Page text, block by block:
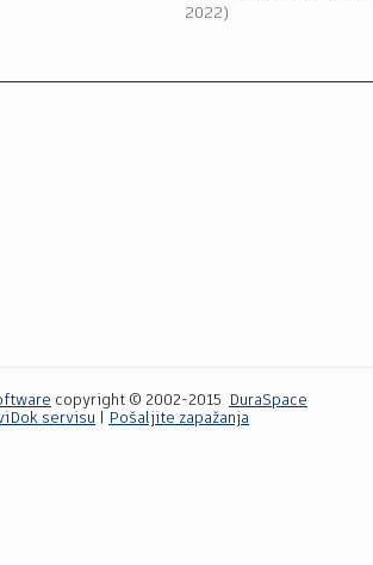
2022)
copyright © 2002-2015
DuraSpace
servisu
Pošaljite zapažanja